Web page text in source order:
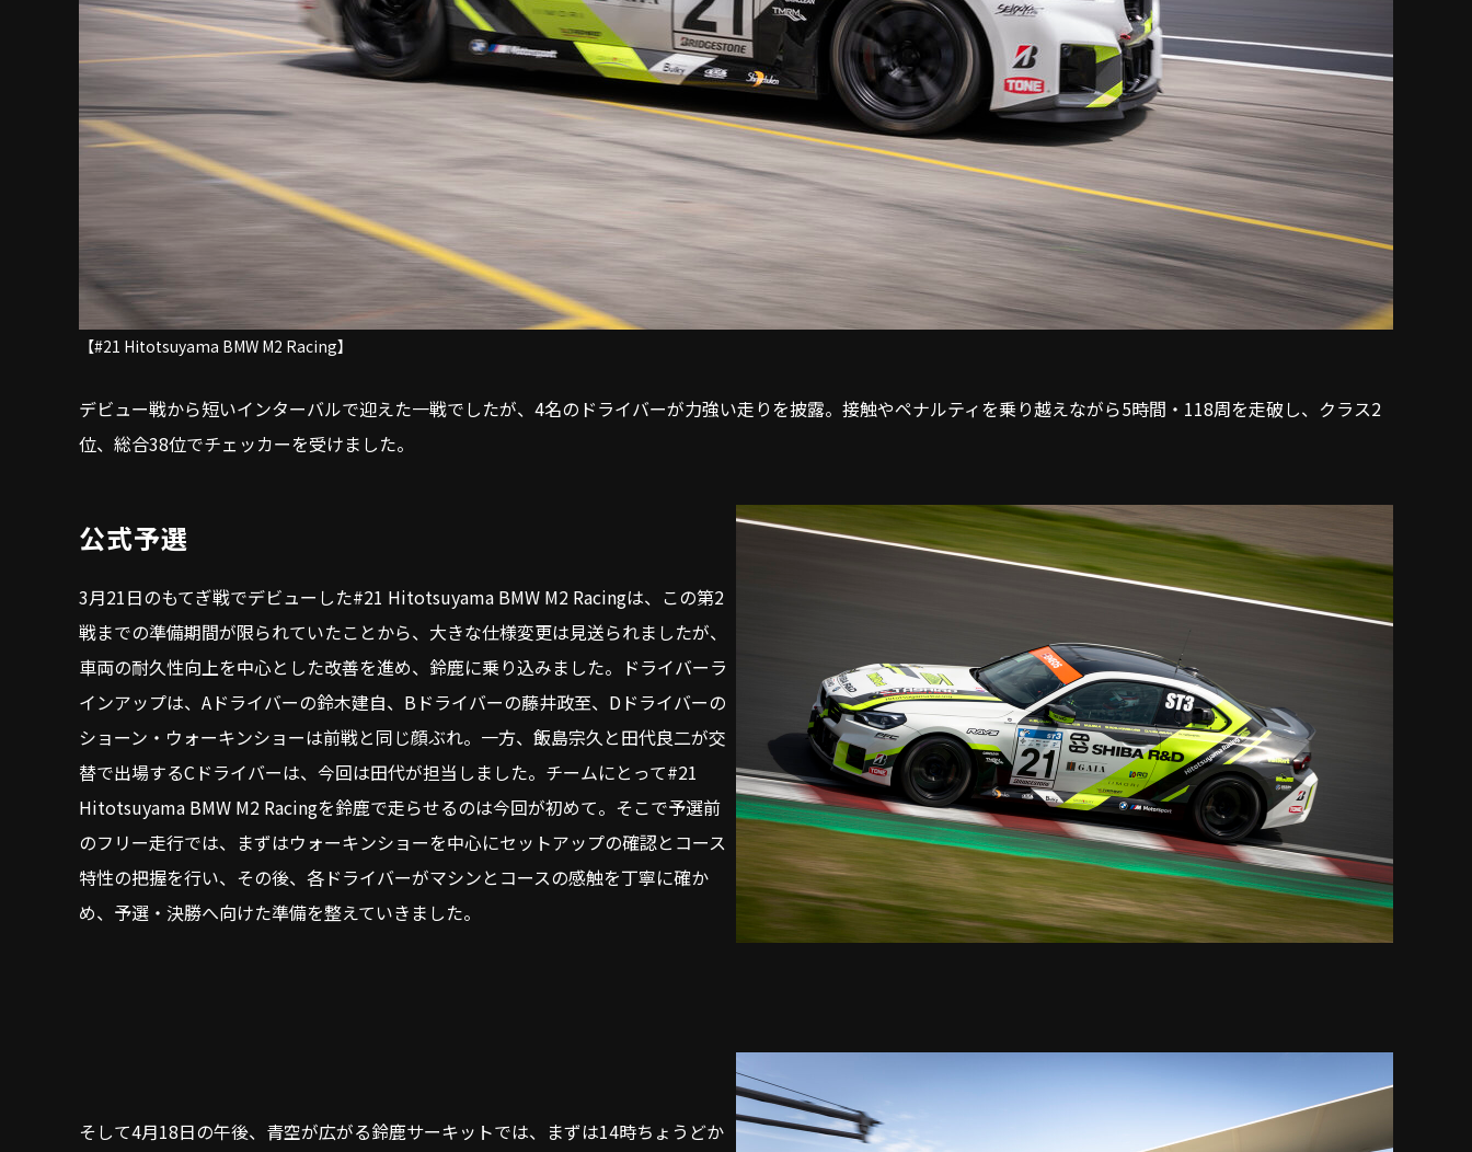
【#21 Hitotsuyama BMW M2 Racing】
デビュー戦から短いインターバルで迎えた一戦でしたが、4名のドライバーが力強い走りを披露。接触やペナルティを乗り越えながら5時間・118周を走破し、クラス2
位、総合38位でチェッカーを受けました。
公式予選
3月21日のもてぎ戦でデビューした#21 Hitotsuyama BMW M2 Racingは、この第2
戦までの準備期間が限られていたことから、大きな仕様変更は見送られましたが、
車両の耐久性向上を中心とした改善を進め、鈴鹿に乗り込みました。ドライバーラ
インアップは、Aドライバーの鈴木建自、Bドライバーの藤井政至、Dドライバーの
ショーン・ウォーキンショーは前戦と同じ顔ぶれ。一方、飯島宗久と田代良二が交
替で出場するCドライバーは、今回は田代が担当しました。チームにとって#21
Hitotsuyama BMW M2 Racingを鈴鹿で走らせるのは今回が初めて。そこで予選前
のフリー走行では、まずはウォーキンショーを中心にセットアップの確認とコース
特性の把握を行い、その後、各ドライバーがマシンとコースの感触を丁寧に確か
め、予選・決勝へ向けた準備を整えていきました。
そして4月18日の午後、青空が広がる鈴鹿サーキットでは、まずは14時ちょうどか